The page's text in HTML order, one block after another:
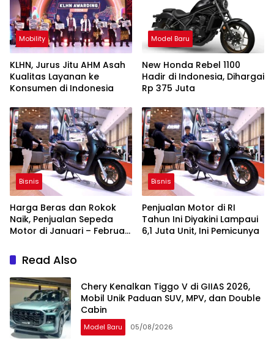
Mobility
KLHN, Jurus Jitu AHM Asah
Kualitas Layanan ke
Konsumen di Indonesia
Model Baru
New Honda Rebel 1100
Hadir di Indonesia, Dihargai
Rp 375 Juta
Bisnis
Harga Beras dan Rokok
Naik, Penjualan Sepeda
Motor di Januari – Februari
Bisnis
Penjualan Motor di RI
Tahun Ini Diyakini Lampaui
6,1 Juta Unit, Ini Pemicunya
Read Also
Chery Kenalkan Tiggo V di GIIAS 2026,
Mobil Unik Paduan SUV, MPV, dan Double
Cabin
Model Baru 05/08/2026